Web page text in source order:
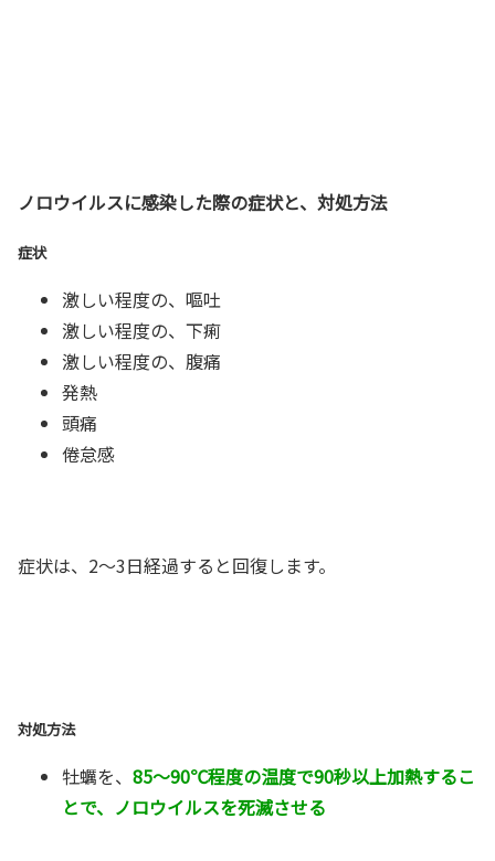
ノロウイルスに感染した際の症状と、対処方法
症状
激しい程度の、嘔吐
激しい程度の、下痢
激しい程度の、腹痛
発熱
頭痛
倦怠感
症状は、2～3日経過すると回復します。
対処方法
牡蠣を、 85～90℃程度の温度で90秒以上加熱するこ
とで、ノロウイルスを死滅させる